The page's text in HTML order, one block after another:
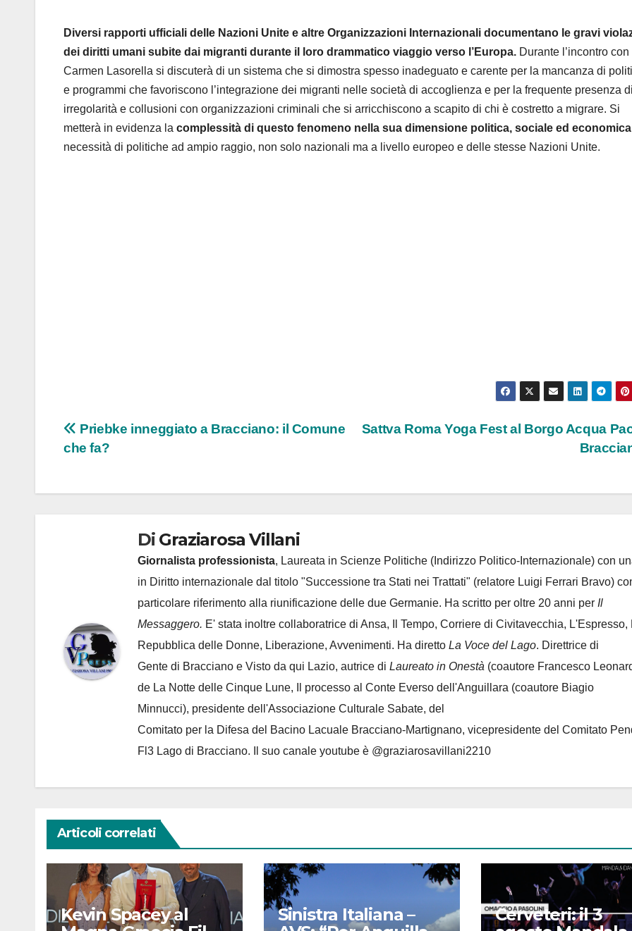
Diversi rapporti ufficiali delle Nazioni Unite e altre Organizzazioni Internazionali documentano le gravi
dei diritti umani subite dai migranti durante il loro drammatico viaggio verso l’Europa. Durante l’incontro con
Carmen Lasorella si discuterà di un sistema che si dimostra spesso inadeguato e carente per la mancanza di
e programmi che favoriscono l’integrazione dei migranti nelle società di accoglienza e per la frequente presenza di
irregolarità e collusioni con organizzazioni criminali che si arricchiscono a scapito di chi è costretto a migrare. Si
metterà in evidenza la complessità di questo fenomeno nella sua dimensione politica, sociale ed economica
necessità di politiche ad ampio raggio, non solo nazionali ma a livello europeo e delle stesse Nazioni Unite.
Navigazione
Sattva Roma Yoga Fest al Borgo Acqua
Priebke inneggiato a Bracciano: il Comune
che fa?
Di Graziarosa Villani
Giornalista professionista, Laureata in Scienze Politiche (Indirizzo Politico-Internazionale) con
in Diritto internazionale dal titolo "Successione tra Stati nei Trattati" (relatore Luigi Ferrari Bravo)
particolare riferimento alla riunificazione delle due Germanie. Ha scritto per oltre 20 anni per Il
Messaggero. E' stata inoltre collaboratrice di Ansa, Il Tempo, Corriere di Civitavecchia, L'Espresso,
Repubblica delle Donne, Liberazione, Avvenimenti. Ha diretto La Voce del Lago. Direttrice di
Gente di Bracciano e Visto da qui Lazio, autrice di Laureato in Onestà (coautore Francesco
de La Notte delle Cinque Lune, Il processo al Conte Everso dell'Anguillara (coautore Biagio
Minnucci), presidente dell'Associazione Culturale Sabate, del
Comitato per la Difesa del Bacino Lacuale Bracciano-Martignano, vicepresidente del Comitato
Fl3 Lago di Bracciano. Il suo canale youtube è @graziarosavillani2210
Articoli correlati
Kevin Spacey al
Sinistra Italiana –
Cerveteri: il 3